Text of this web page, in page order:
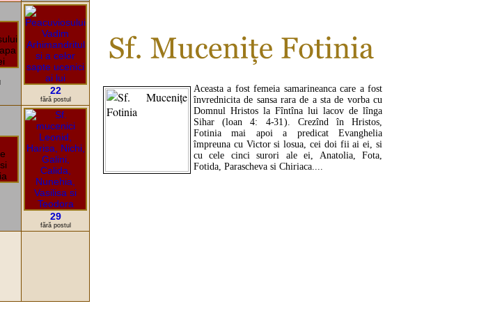
Aceasta a fost femeia samarineanca care a fost
învrednicita de sansa rara de a sta de vorba cu
Domnul Hristos la Fîntîna lui lacov de lînga
Sihar (loan 4: 4-31). Crezînd în Hristos,
Fotinia mai apoi a predicat Evanghelia
împreuna cu Victor si losua, cei doi fii ai ei, si
cu cele cinci surori ale ei, Anatolia, Fota,
Fotida, Parascheva si Chiriaca....
22
fără postul
29
fără postul